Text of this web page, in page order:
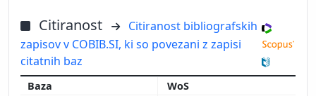
Citiranost
Citiranost bibliografskih
zapisov v COBIB.SI, ki so povezani z zapisi
citatnih baz
WoS